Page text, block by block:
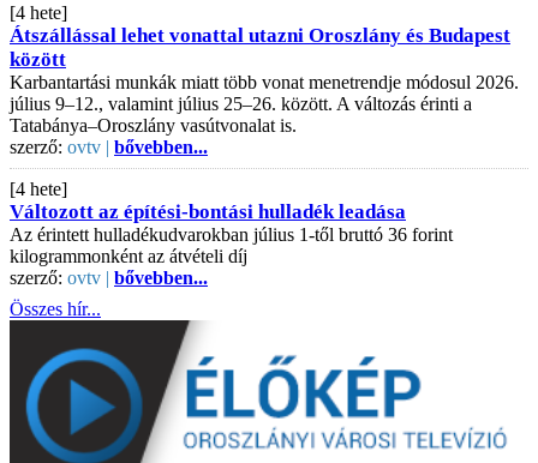
[4 hete]
Átszállással lehet vonattal utazni Oroszlány és Budapest
között
Karbantartási munkák miatt több vonat menetrendje módosul 2026.
július 9–12., valamint július 25–26. között. A változás érinti a
Tatabánya–Oroszlány vasútvonalat is.
szerző: ovtv | bővebben...
[4 hete]
Változott az építési-bontási hulladék leadása
Az érintett hulladékudvarokban július 1-től bruttó 36 forint
kilogrammonként az átvételi díj
szerző: ovtv | bővebben...
Összes hír...